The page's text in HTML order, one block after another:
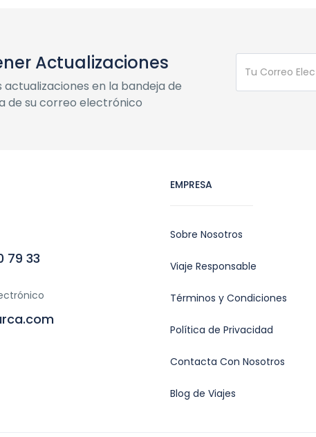
Actualizaciones
actualizaciones en la bandeja de
de su correo electrónico
79 33
EMPRESA
Sobre Nosotros
Viaje Responsable
Términos y Condiciones
Política de Privacidad
Contacta Con Nosotros
Blog de Viajes